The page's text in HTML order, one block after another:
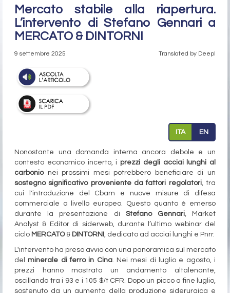
Mercato stabile alla riapertura.
L’intervento di Stefano Gennari a
MERCATO & DINTORNI
9 settembre 2025 Translated by Deepl
ITA EN
Nonostante una domanda interna ancora debole e un
contesto economico incerto, i prezzi degli acciai lunghi al
carbonionei prossimi mesi potrebbero beneficiare di un
sostegno significativo proveniente da fattori regolatori, tra
cui l'introduzione del Cbam e nuove misure di difesa
commerciale a livello europeo. Questo quanto è emerso
durante la presentazione di Stefano Gennari, Market
Analyst & Editor di siderweb, durante l’ultimo webinar del
ciclo MERCATO & DINTORNI , dedicato ad acciai lunghi e Pnrr.
L'intervento ha preso avvio con una panoramica sul mercato
del minerale di ferro in Cina. Nei mesi di luglio e agosto, i
prezzi hanno mostrato un andamento altalenante,
oscillando tra i 93 e i 105 $/t CFR. Dopo un picco a fine luglio,
sostenuto da un aumento della produzione siderurgica e